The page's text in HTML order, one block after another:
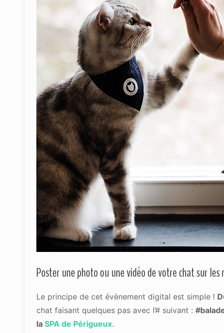
Poster une photo ou une vidéo de votre chat sur les
Le principe de cet évènement digital est simple !
chat faisant quelques pas avec l’# suivant :
la SPA de Périgueux.